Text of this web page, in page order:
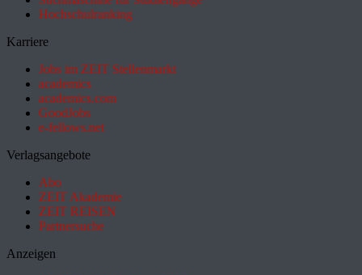
Hochschulranking
Karriere
Jobs im ZEIT Stellenmarkt
academics
academics.com
GoodJobs
e-fellows.net
Verlagsangebote
Abo
ZEIT Akademie
ZEIT REISEN
Partnersuche
Anzeigen